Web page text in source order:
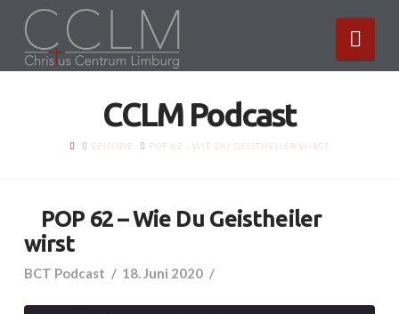
CCLM Podcast
HOMEEPISODE POP 62 - WIE DU GEISTHEILER WIRST
POP 62 – Wie Du Geistheiler
wirst
BCT Podcast 18. Juni 2020